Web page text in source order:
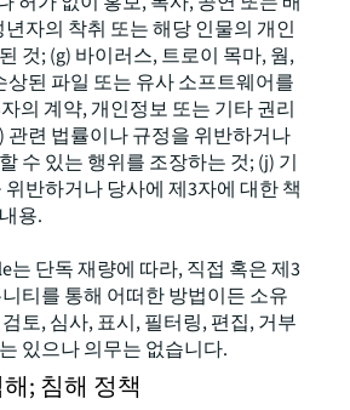
자의 착취 또는 해당 인물의 개인
것; (g) 바이러스, 트로이 목마, 웜,
상된 파일 또는 유사 소프트웨어를
의 계약, 개인정보 또는 기타 권리
관련 법률이나 규정을 위반하거나
수 있는 행위를 조장하는 것; (j) 기
반하거나 당사에 제3자에 대한 책
용.
는 단독 재량에 따라, 직접 혹은 제3
티를 통해 어떠한 방법이든 소유
토, 심사, 표시, 필터링, 편집, 거부
있으나 의무는 없습니다.
; 침해 정책